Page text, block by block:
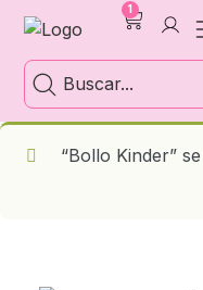
1
“Bollo Kinder”